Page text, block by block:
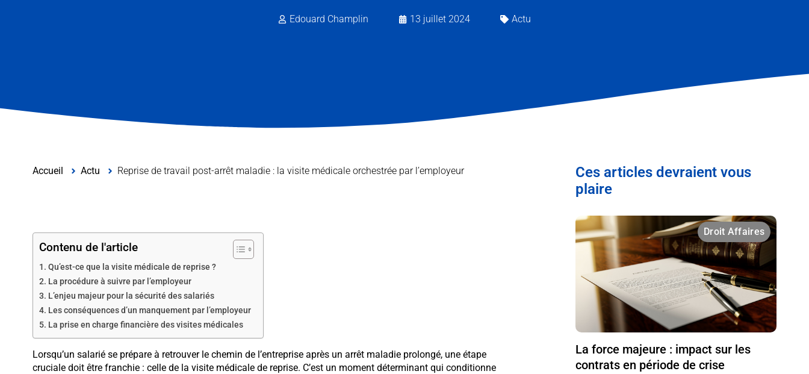
Edouard Champlin 13 juillet 2024 Actu
Accueil Actu Reprise de travail post-arrêt maladie : la visite médicale orchestrée par l’employeur
Contenu de l'article
Qu’est-ce que la visite médicale de reprise ?
La procédure à suivre par l’employeur
L’enjeu majeur pour la sécurité des salariés
Les conséquences d’un manquement par l’employeur
La prise en charge financière des visites médicales
Lorsqu’un salarié se prépare à retrouver le chemin de l’entreprise après un arrêt maladie prolongé, une étape
cruciale doit être franchie : celle de la visite médicale de reprise. C’est un moment déterminant qui conditionne
Ces articles devraient vous
plaire
Droit Affaires
La force majeure : impact sur les
contrats en période de crise